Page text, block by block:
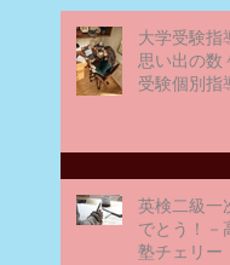
大学受験指
思い出の数
受験個別指
英検二級一
でとう！－
塾チェリー